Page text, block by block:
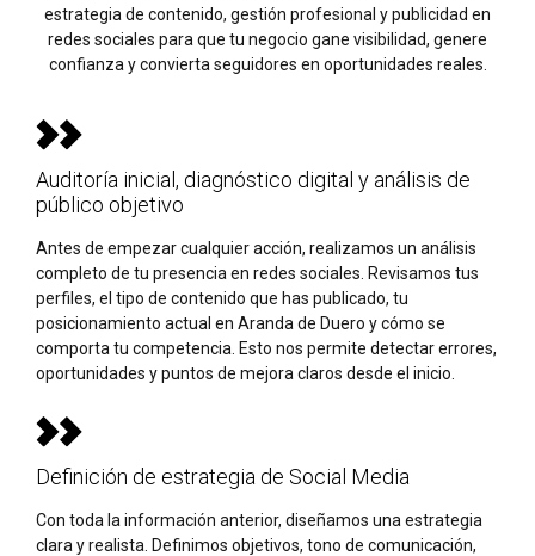
estrategia de contenido, gestión profesional y publicidad en
redes sociales para que tu negocio gane visibilidad, genere
confianza y convierta seguidores en oportunidades reales.
Auditoría inicial, diagnóstico digital y análisis de
público objetivo
Antes de empezar cualquier acción, realizamos un análisis
completo de tu presencia en redes sociales. Revisamos tus
perfiles, el tipo de contenido que has publicado, tu
posicionamiento actual en Aranda de Duero y cómo se
comporta tu competencia. Esto nos permite detectar errores,
oportunidades y puntos de mejora claros desde el inicio.
Definición de estrategia de Social Media
Con toda la información anterior, diseñamos una estrategia
clara y realista. Definimos objetivos, tono de comunicación,